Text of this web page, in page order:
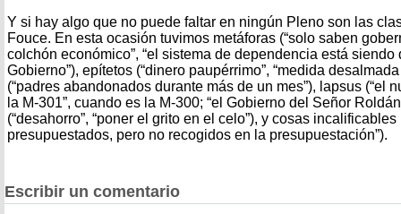
Y si hay algo que no puede faltar en ningún Pleno son las
Fouce. En esta ocasión tuvimos metáforas (“solo saben
colchón económico”, “el sistema de dependencia está
Gobierno”), epítetos (“dinero paupérrimo”, “medida
(“padres abandonados durante más de un mes”), lapsus (“el
la M-301”, cuando es la M-300; “el Gobierno del Señor
(“desahorro”, “poner el grito en el celo”), y cosas
presupuestados, pero no recogidos en la presupuestación”).
Escribir un comentario